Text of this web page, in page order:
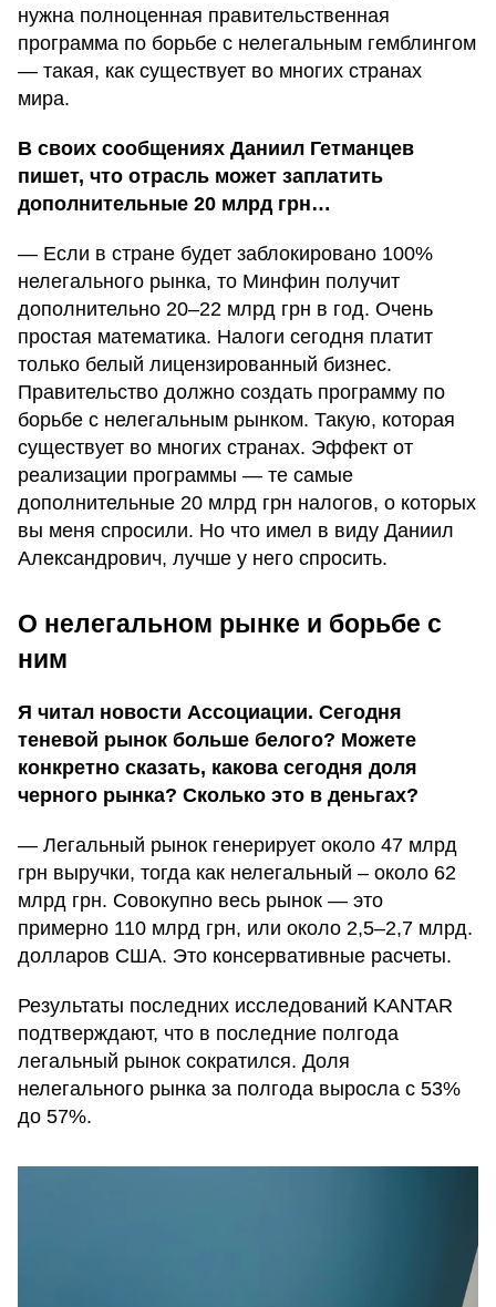
нужна полноценная правительственная
программа по борьбе с нелегальным гемблингом
— такая, как существует во многих странах
мира.
В своих сообщениях Даниил Гетманцев
пишет, что отрасль может заплатить
дополнительные 20 млрд грн…
— Если в стране будет заблокировано 100%
нелегального рынка, то Минфин получит
дополнительно 20–22 млрд грн в год. Очень
простая математика. Налоги сегодня платит
только белый лицензированный бизнес.
Правительство должно создать программу по
борьбе с нелегальным рынком. Такую, которая
существует во многих странах. Эффект от
реализации программы — те самые
дополнительные 20 млрд грн налогов, о которых
вы меня спросили. Но что имел в виду Даниил
Александрович, лучше у него спросить.
О нелегальном рынке и борьбе с
ним
Я читал новости Ассоциации. Сегодня
теневой рынок больше белого? Можете
конкретно сказать, какова сегодня доля
черного рынка? Сколько это в деньгах?
— Легальный рынок генерирует около 47 млрд
грн выручки, тогда как нелегальный – около 62
млрд грн. Совокупно весь рынок — это
примерно 110 млрд грн, или около 2,5–2,7 млрд.
долларов США. Это консервативные расчеты.
Результаты последних исследований KANTAR
подтверждают, что в последние полгода
легальный рынок сократился. Доля
нелегального рынка за полгода выросла с 53%
до 57%.